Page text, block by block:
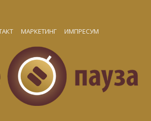
МАРКЕТИНГ ИМПРЕСУМ